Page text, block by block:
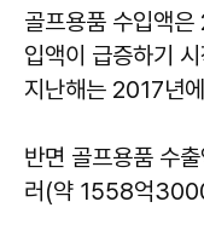
골프용품 수입액
입액이 급증하기
지난해는 2017년
반면 골프용품 수
러(약 1558억